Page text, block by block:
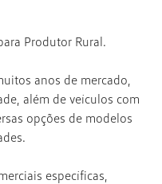
Produtor Rural.
anos de mercado,
além de veículos com
opções de modelos
específicas,